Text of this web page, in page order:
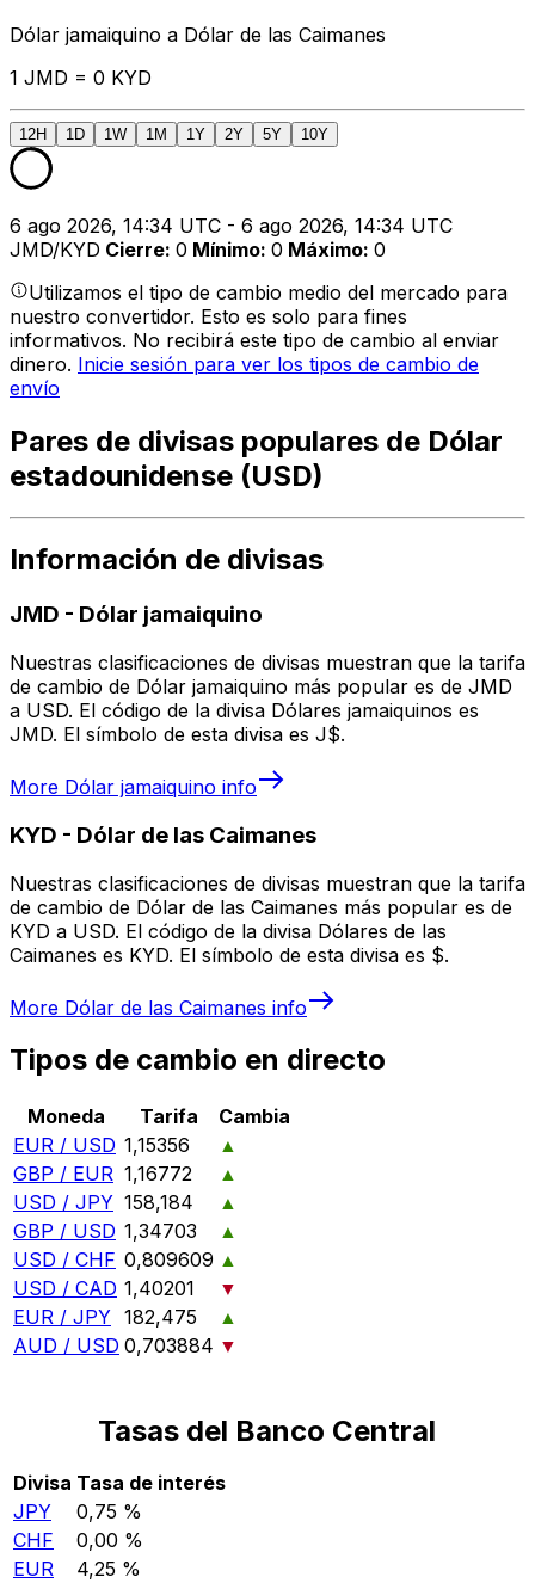
Dólar jamaiquino a Dólar de las Caimanes
1 JMD = 0 KYD
12H 1D 1W 1M 1Y 2Y 5Y 10Y
6 ago 2026, 14:34 UTC - 6 ago 2026, 14:34 UTC
JMD/KYD Cierre: 0 Mínimo: 0 Máximo: 0
Utilizamos el tipo de cambio medio del mercado para
nuestro convertidor. Esto es solo para fines
informativos. No recibirá este tipo de cambio al enviar
dinero. Inicie sesión para ver los tipos de cambio de
envío
Pares de divisas populares de Dólar
estadounidense (USD)
Información de divisas
JMD - Dólar jamaiquino
Nuestras clasificaciones de divisas muestran que la tarifa
de cambio de Dólar jamaiquino más popular es de JMD
a USD. El código de la divisa Dólares jamaiquinos es
JMD. El símbolo de esta divisa es J$.
More Dólar jamaiquino info
KYD - Dólar de las Caimanes
Nuestras clasificaciones de divisas muestran que la tarifa
de cambio de Dólar de las Caimanes más popular es de
KYD a USD. El código de la divisa Dólares de las
Caimanes es KYD. El símbolo de esta divisa es $.
More Dólar de las Caimanes info
Tipos de cambio en directo
Moneda Tarifa
Cambia
EUR / USD 1,15356
▲
GBP / EUR 1,16772
▲
USD / JPY 158,184
▲
GBP / USD 1,34703
▲
USD / CHF 0,809609 ▲
USD / CAD 1,40201
▼
EUR / JPY 182,475
▲
AUD / USD 0,703884 ▼
Tasas del Banco Central
Divisa Tasa de interés
JPY
0,75 %
CHF
0,00 %
EUR
4,25 %